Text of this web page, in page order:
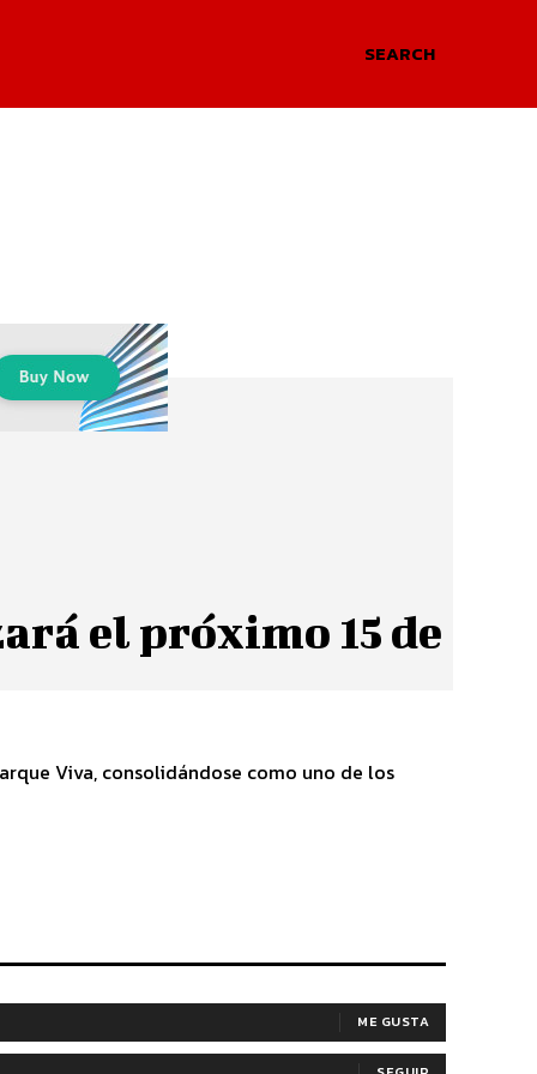
SEARCH
el próximo 15 de
Viva, consolidándose como uno de los
ME GUSTA